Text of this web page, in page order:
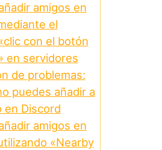
amigos en
el
con el botón
en servidores
de problemas:
puedes añadir a
en Discord
amigos en
«Nearby